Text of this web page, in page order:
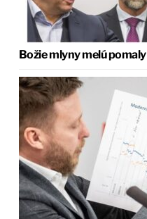
Božie mlyny melú pomaly